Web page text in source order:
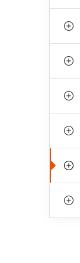
n
n
p
e
l
i